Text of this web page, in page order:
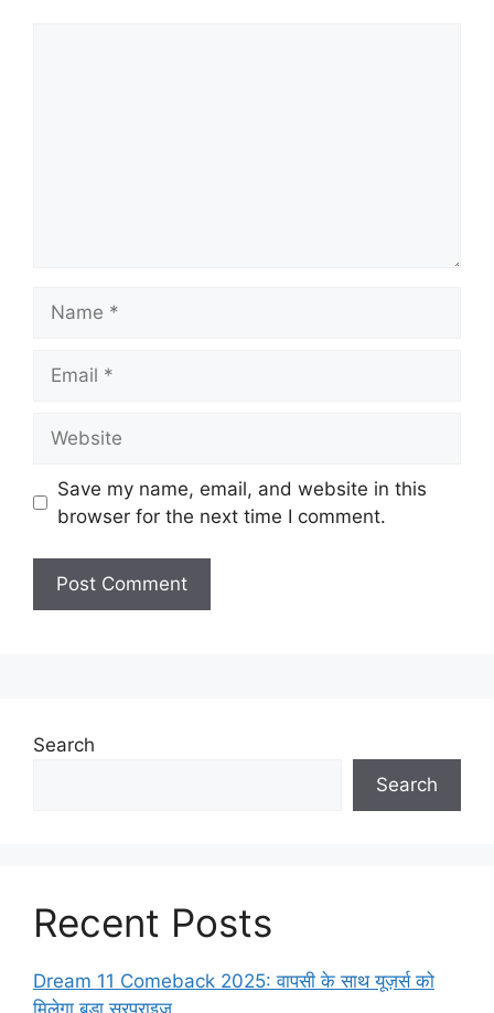
Save my name, email, and website in this
browser for the next time I comment.
Search
Search
Recent Posts
Dream 11 Comeback 2025: वापसी के साथ यूज़र्स को